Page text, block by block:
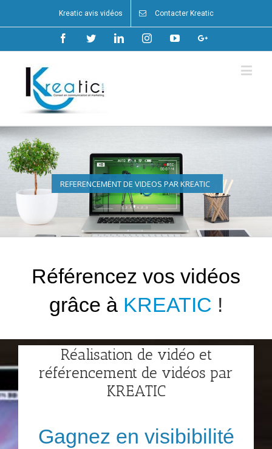
Kreatic avis vidéos Contacter Kreatic
FacebookTwitterLinkedinInstagramYoutubeGoogle+
REFERENCEMENT DE VIDEOS PAR KREATIC
Référencez vos vidéos
grâce à KREATIC !
Réalisation de vidéo et
référencement de vidéos par
KREATIC
Gagnez en visibibilité